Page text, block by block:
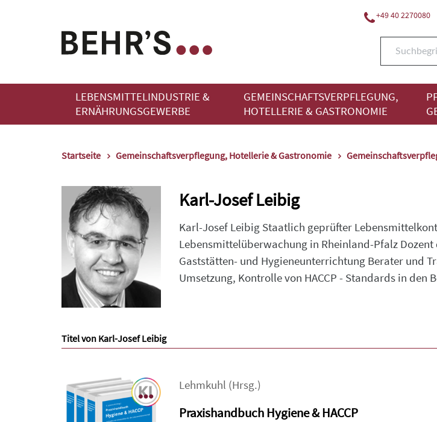
+49 40 2270080
LEBENSMITTELINDUSTRIE &
ERNÄHRUNGSGEWERBE
GEMEINSCHAFTSVERPFLEGUNG,
HOTELLERIE & GASTRONOMIE
Startseite Gemeinschaftsverpflegung, Hotellerie & Gastronomie
Karl-Josef Leibig
Karl-Josef Leibig Staatlich geprüfter
Lebensmittelüberwachung in Rheinland-Pfalz
Gaststätten- und Hygieneunterrichtung Berater und
Umsetzung, Kontrolle von HACCP - Standards in den
Titel von Karl-Josef Leibig
Lehmkuhl (Hrsg.)
Praxishandbuch Hygiene & HACCP